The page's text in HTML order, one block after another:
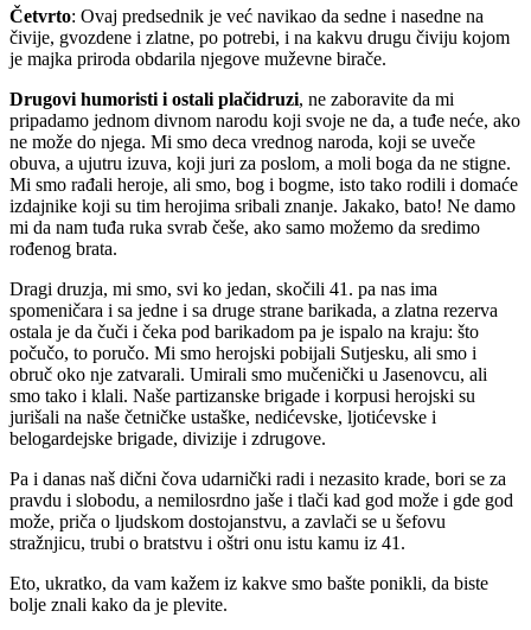
Četvrto: Ovaj predsednik je već navikao da sedne i nasedne na
čivije, gvozdene i zlatne, po potrebi, i na kakvu drugu čiviju kojom
je majka priroda obdarila njegove muževne birače.
Drugovi humoristi i ostali plačidruzi, ne zaboravite da mi
pripadamo jednom divnom narodu koji svoje ne da, a tuđe neće, ako
ne može do njega. Mi smo deca vrednog naroda, koji se uveče
obuva, a ujutru izuva, koji juri za poslom, a moli boga da ne stigne.
Mi smo rađali heroje, ali smo, bog i bogme, isto tako rodili i domaće
izdajnike koji su tim herojima sribali znanje. Jakako, bato! Ne damo
mi da nam tuđa ruka svrab češe, ako samo možemo da sredimo
rođenog brata.
Dragi druzja, mi smo, svi ko jedan, skočili 41. pa nas ima
spomeničara i sa jedne i sa druge strane barikada, a zlatna rezerva
ostala je da čuči i čeka pod barikadom pa je ispalo na kraju: što
počučo, to poručo. Mi smo herojski pobijali Sutjesku, ali smo i
obruč oko nje zatvarali. Umirali smo mučenički u Jasenovcu, ali
smo tako i klali. Naše partizanske brigade i korpusi herojski su
jurišali na naše četničke ustaške, nedićevske, ljotićevske i
belogardejske brigade, divizije i zdrugove.
Pa i danas naš dični čova udarnički radi i nezasito krade, bori se za
pravdu i slobodu, a nemilosrdno jaše i tlači kad god može i gde god
može, priča o ljudskom dostojanstvu, a zavlači se u šefovu
stražnjicu, trubi o bratstvu i oštri onu istu kamu iz 41.
Eto, ukratko, da vam kažem iz kakve smo bašte ponikli, da biste
bolje znali kako da je plevite.